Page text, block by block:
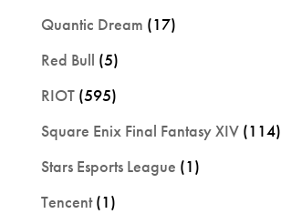
Quantic Dream (17)
Red Bull (5)
RIOT(595)
Square Enix Final Fantasy XIV(114)
Stars Esports League (1)
Tencent(1)